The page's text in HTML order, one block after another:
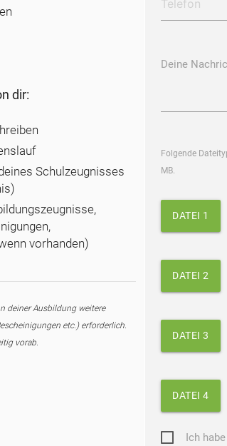
dir:
Schulzeugnisses
vorhanden)
deiner Ausbildung weitere
etc.) erforderlich.
vorab.
Deine
Folgende
MB.
DATEI 1
DATEI 2
DATEI 3
DATEI 4
Ich